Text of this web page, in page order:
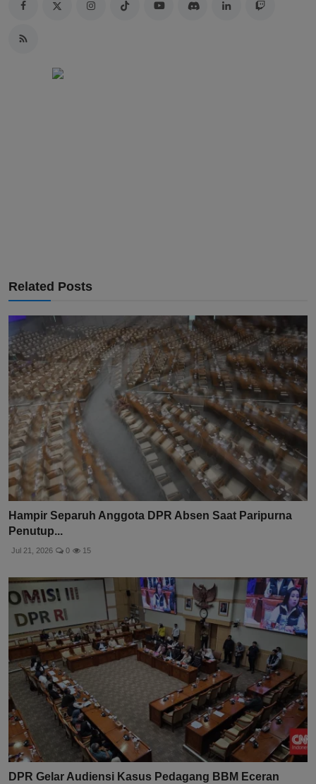
Related Posts
Hampir Separuh Anggota DPR Absen Saat Paripurna
Penutup...
Jul 21, 2026 0 15
DPR Gelar Audiensi Kasus Pedagang BBM Eceran